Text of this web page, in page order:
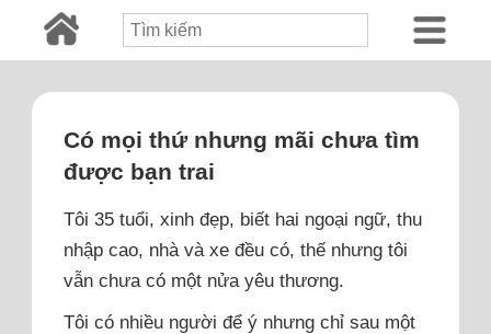
Có mọi thứ nhưng mãi chưa tìm
được bạn trai
Tôi 35 tuổi, xinh đẹp, biết hai ngoại ngữ, thu
nhập cao, nhà và xe đều có, thế nhưng tôi
vẫn chưa có một nửa yêu thương.
Tôi có nhiều người để ý nhưng chỉ sau một